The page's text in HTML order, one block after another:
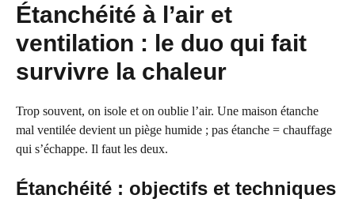
Étanchéité à l’air et
ventilation : le duo qui fait
survivre la chaleur
Trop souvent, on isole et on oublie l’air. Une maison étanche
mal ventilée devient un piège humide ; pas étanche = chauffage
qui s’échappe. Il faut les deux.
Étanchéité : objectifs et techniques